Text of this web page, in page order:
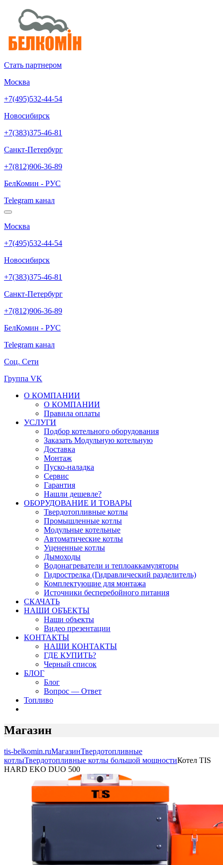
Стать партнером
Москва
+7(495)532-44-54
Новосибирск
+7(383)375-46-81
Санкт-Петербург
+7(812)906-36-89
БелКомин - РУС
Telegram канал
Москва
+7(495)532-44-54
Новосибирск
+7(383)375-46-81
Санкт-Петербург
+7(812)906-36-89
БелКомин - РУС
Telegram канал
Соц. Сети
Группа VK
О КОМПАНИИ
О КОМПАНИИ
Правила оплаты
УСЛУГИ
Подбор котельного оборудования
Заказать Модульную котельную
Доставка
Монтаж
Пуско-наладка
Сервис
Гарантия
Нашли дешевле?
ОБОРУДОВАНИЕ И ТОВАРЫ
Твердотопливные котлы
Промышленные котлы
Модульные котельные
Автоматические котлы
Уцененные котлы
Дымоходы
Водонагреватели и теплоаккамуляторы
Гидрострелка (Гидравлический разделитель)
Комплектующие для монтажа
Источники бесперебойного питания
СКАЧАТЬ
НАШИ ОБЪЕКТЫ
Наши объекты
Видео презентации
КОНТАКТЫ
НАШИ КОНТАКТЫ
ГДЕ КУПИТЬ?
Черный список
БЛОГ
Блог
Вопрос — Ответ
Топливо
Магазин
tis-belkomin.ruМагазинТвердотопливные
котлыТвердотопливные котлы большой мощностиКотел TIS
HARD EKO DUO 500